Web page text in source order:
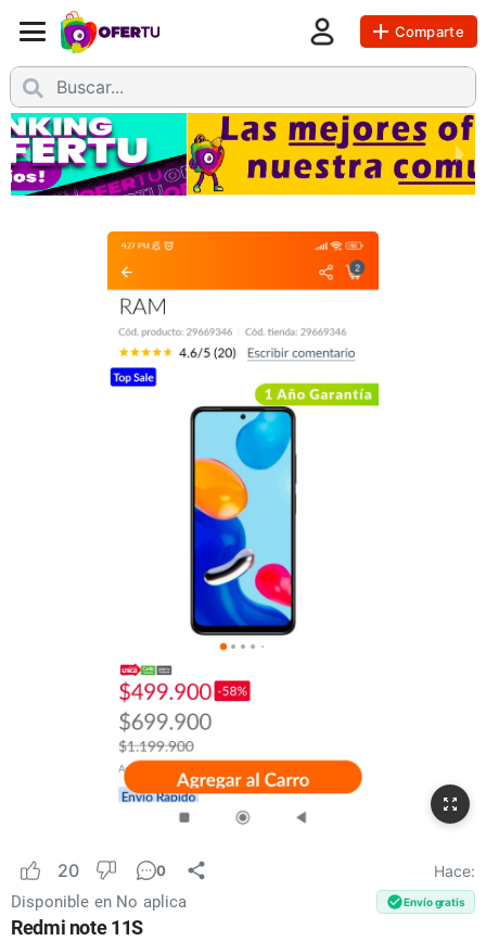
Comparte
20 0 Hace:
Disponible en No aplica Envío gratis
Redmi note 11S